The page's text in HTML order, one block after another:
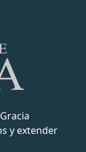
y extender